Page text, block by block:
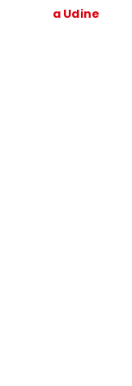
a Udine